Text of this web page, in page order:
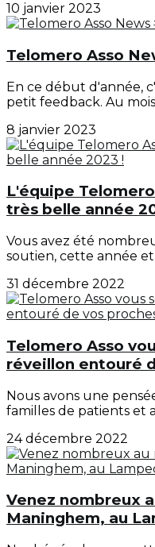
10 janvier 2023
Telomero Asso
En ce début d'année,
petit feedback. Au
8 janvier 2023
L'équipe
très belle année
Vous avez été
soutien, cette année et
31 décembre 2022
Telomero Asso
réveillon entouré
Nous avons une
familles de patients et
24 décembre 2022
Venez nombreux
Maninghem, au